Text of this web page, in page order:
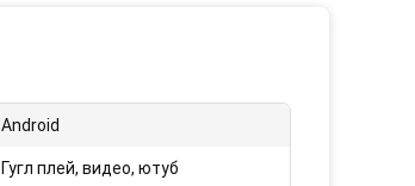
Android
Гугл плей, видео, ютуб